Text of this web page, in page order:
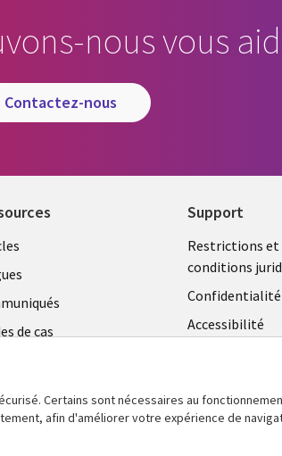
nous vous
contactez-nous
de cas
plus
Support
Legal
CANADA
FR
Restrictions et
conditions
Confidentialité
Accessibilité
Certains sont nécessaires au
afin d'améliorer votre expérience de